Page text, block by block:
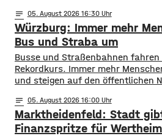
Landratsamt am
Hintergrund ist das der
kurzfristigen Sperrung der
deutlich zugenommen hat. Durch
Höchstgeschwindigkeit soll das
notes 05. August 2026 16:30
Würzburg: Immer mehr
Bus und Straba um
​​Busse und Straßenbahnen
Rekordkurs. Immer mehr
und steigen auf den öffentlichen
so viele Fahrgäste transportiert
waren knapp 18 Millionen
Nahverkehr unterwegs.
notes 05. August 2026 16:00
Marktheidenfeld: Stadt
Finanzspritze für